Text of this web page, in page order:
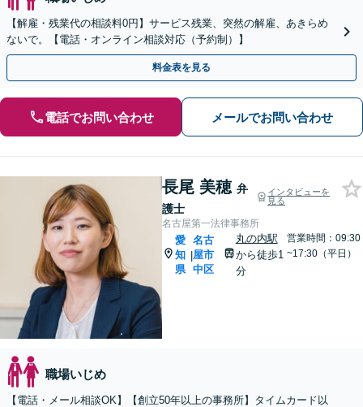
【解雇・残業代の相談料0円】サービス残業、突然の解雇、あきらめ
ないで。【電話・オンライン相談対応（予約制）】
料金表を見る
電話でお問い合わせ メールでお問い合わせ
長尾 美穂 弁
護士
インタビューを
見る
名古屋第一法律事務所
愛
知
県
|
名古
屋市
中区
丸の内駅
から徒歩1
分
営業時間：09:30
~17:30（平日）
職場いじめ
【電話・メール相談OK】【創立50年以上の事務所】タイムカード以